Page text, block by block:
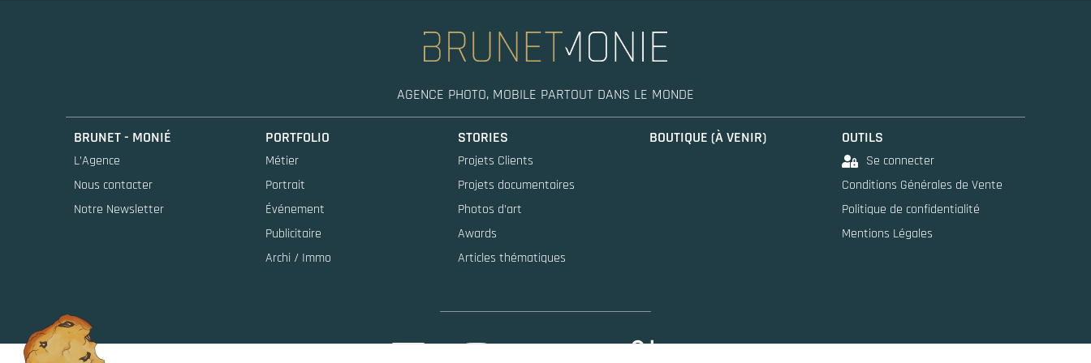
AGENCE PHOTO, MOBILE PARTOUT DANS LE MONDE
BRUNET - MONIÉ
L’Agence
Nous contacter
Notre Newsletter
PORTFOLIO
Métier
Portrait
Événement
Publicitaire
Archi / Immo
STORIES
Projets Clients
Projets documentaires
Photos d’art
Awards
Articles thématiques
BOUTIQUE (À VENIR) OUTILS
Se connecter
Conditions Générales de Vente
Politique de confidentialité
Mentions Légales
contribuent
aux
fonctions
vitales du
Expérience
durant votre